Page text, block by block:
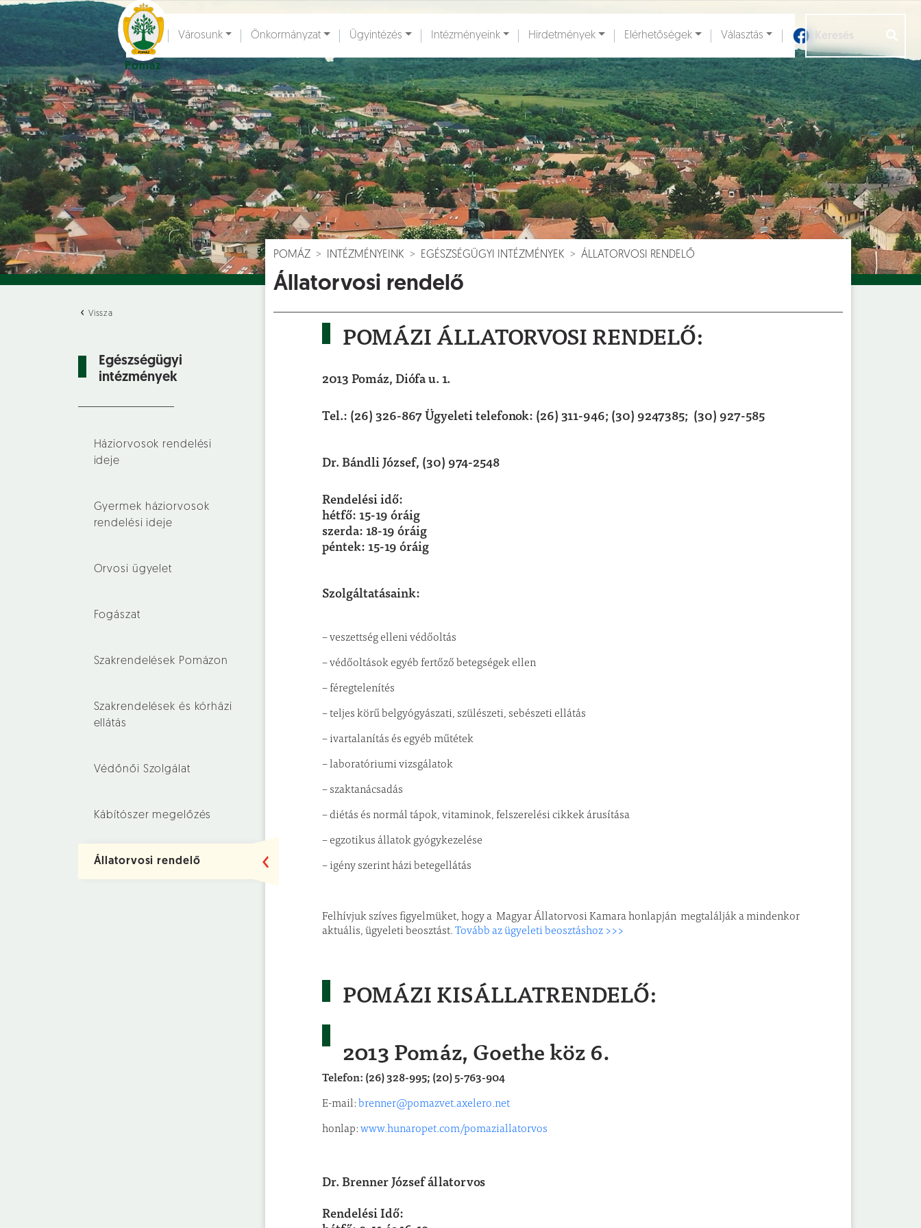
Pomáz
Ugrás a fő tartalomhoz
Városunk Önkormányzat Ügyintézés Intézményeink Hirdetmények Elérhetőségek Választás
Vissza
Egészségügyi
intézmények
Háziorvosok rendelési
ideje
Gyermek háziorvosok
rendelési ideje
Orvosi ügyelet
Fogászat
Szakrendelések Pomázon
Szakrendelések és kórházi
ellátás
Védőnői Szolgálat
Kábítószer megelőzés
Állatorvosi rendelő
POMÁZ INTÉZMÉNYEINK EGÉSZSÉGÜGYI INTÉZMÉNYEK ÁLLATORVOSI RENDELŐ
Állatorvosi rendelő
POMÁZI ÁLLATORVOSI RENDELŐ:
2013 Pomáz, Diófa u. 1.
Tel.: (26) 326-867 Ügyeleti telefonok: (26) 311-946; (30) 9247385; (30) 927-585
Dr. Bándli József, (30) 974-2548
Rendelési idő:
hétfő: 15-19 óráig
szerda: 18-19 óráig
péntek: 15-19 óráig
Szolgáltatásaink:
– veszettség elleni védőoltás
– védőoltások egyéb fertőző betegségek ellen
– féregtelenítés
– teljes körű belgyógyászati, szülészeti, sebészeti ellátás
– ivartalanítás és egyéb műtétek
– laboratóriumi vizsgálatok
– szaktanácsadás
– diétás és normál tápok, vitaminok, felszerelési cikkek árusítása
– egzotikus állatok gyógykezelése
– igény szerint házi betegellátás
Felhívjuk szíves figyelmüket, hogy a Magyar Állatorvosi Kamara honlapján megtalálják a mindenkor
aktuális, ügyeleti beosztást.Tovább az ügyeleti beosztáshoz >>>
POMÁZI KISÁLLATRENDELŐ:
2013 Pomáz, Goethe köz 6.
Telefon: (26) 328-995; (20) 5-763-904
E-mail: brenner@pomazvet.axelero.net
honlap:www.hunaropet.com/pomaziallatorvos
Dr. Brenner Józsefállatorvos
Rendelési Idő:
Hírek [] Események [ ] Dokumentumok [] Aloldalak []